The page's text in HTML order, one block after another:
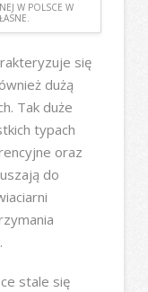
W POLSCE W
się
dużą
Tak duże
typach
oraz
do
stale się